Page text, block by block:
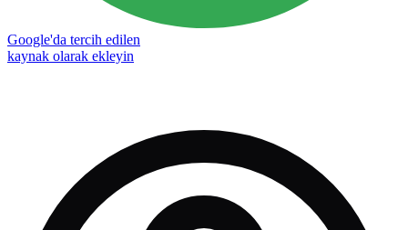
Google'da tercih edilen
kaynak olarak ekleyin